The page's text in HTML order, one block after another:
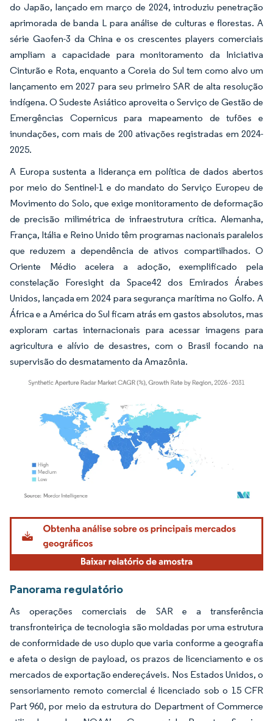
do Japão, lançado em março de 2024, introduziu penetração
aprimorada de banda L para análise de culturas e florestas. A
série Gaofen-3 da China e os crescentes players comerciais
ampliam a capacidade para monitoramento da Iniciativa
Cinturão e Rota, enquanto a Coreia do Sul tem como alvo um
lançamento em 2027 para seu primeiro SAR de alta resolução
indígena. O Sudeste Asiático aproveita o Serviço de Gestão de
Emergências Copernicus para mapeamento de tufões e
inundações, com mais de 200 ativações registradas em 2024-
2025.
A Europa sustenta a liderança em política de dados abertos
por meio do Sentinel-1 e do mandato do Serviço Europeu de
Movimento do Solo, que exige monitoramento de deformação
de precisão milimétrica de infraestrutura crítica. Alemanha,
França, Itália e Reino Unido têm programas nacionais paralelos
que reduzem a dependência de ativos compartilhados. O
Oriente Médio acelera a adoção, exemplificado pela
constelação Foresight da Space42 dos Emirados Árabes
Unidos, lançada em 2024 para segurança marítima no Golfo. A
África e a América do Sul ficam atrás em gastos absolutos, mas
exploram cartas internacionais para acessar imagens para
agricultura e alívio de desastres, com o Brasil focando na
supervisão do desmatamento da Amazônia.
Imagem © Mordor Intelligence. O reuso requer atribuição conforme CC BY 4.0.
Panorama regulatório
As operações comerciais de SAR e a transferência
transfronteiriça de tecnologia são moldadas por uma estrutura
de conformidade de uso duplo que varia conforme a geografia
e afeta o design de payload, os prazos de licenciamento e os
mercados de exportação endereçáveis. Nos Estados Unidos, o
sensoriamento remoto comercial é licenciado sob o 15 CFR
Part 960, por meio da estrutura do Department of Commerce